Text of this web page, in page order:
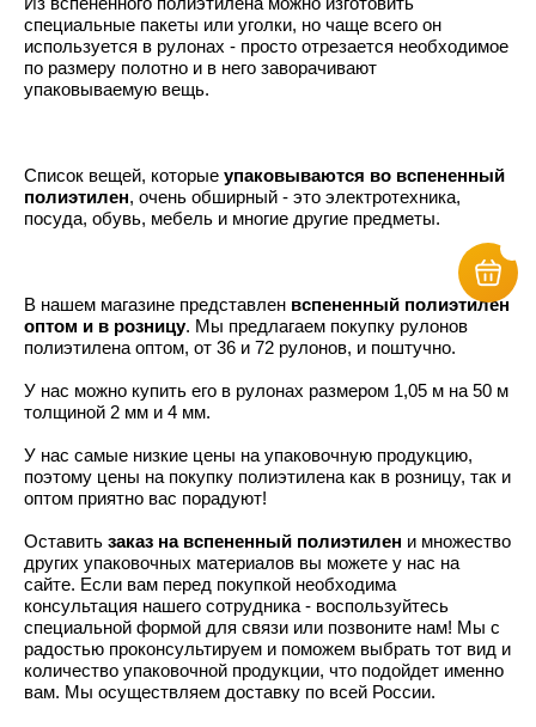
специальные пакеты или уголки, но чаще всего он
используется в рулонах - просто отрезается необходимое
по размеру полотно и в него заворачивают
упаковываемую вещь.
Список вещей, которые упаковываются во вспененный
полиэтилен, очень обширный - это электротехника,
посуда, обувь, мебель и многие другие предметы.
В нашем магазине представлен вспененный полиэтилен
оптом и в розницу. Мы предлагаем покупку рулонов
полиэтилена оптом, от 36 и 72 рулонов, и поштучно.
У нас можно купить его в рулонах размером 1,05 м на 50 м
толщиной 2 мм и 4 мм.
У нас самые низкие цены на упаковочную продукцию,
поэтому цены на покупку полиэтилена как в розницу, так и
оптом приятно вас порадуют!
Оставить заказ на вспененный полиэтилен и множество
других упаковочных материалов вы можете у нас на
сайте. Если вам перед покупкой необходима
консультация нашего сотрудника - воспользуйтесь
специальной формой для связи или позвоните нам! Мы с
радостью проконсультируем и поможем выбрать тот вид и
количество упаковочной продукции, что подойдет именно
вам. Мы осуществляем доставку по всей России.